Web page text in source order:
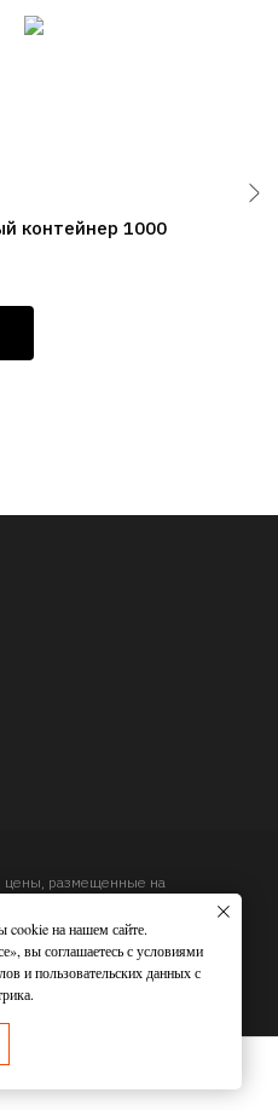
контейнер 1000
на нашем сайте.
вы соглашаетесь с условиями
и пользовательских данных с
цены, размещенные на
будет подтвержден